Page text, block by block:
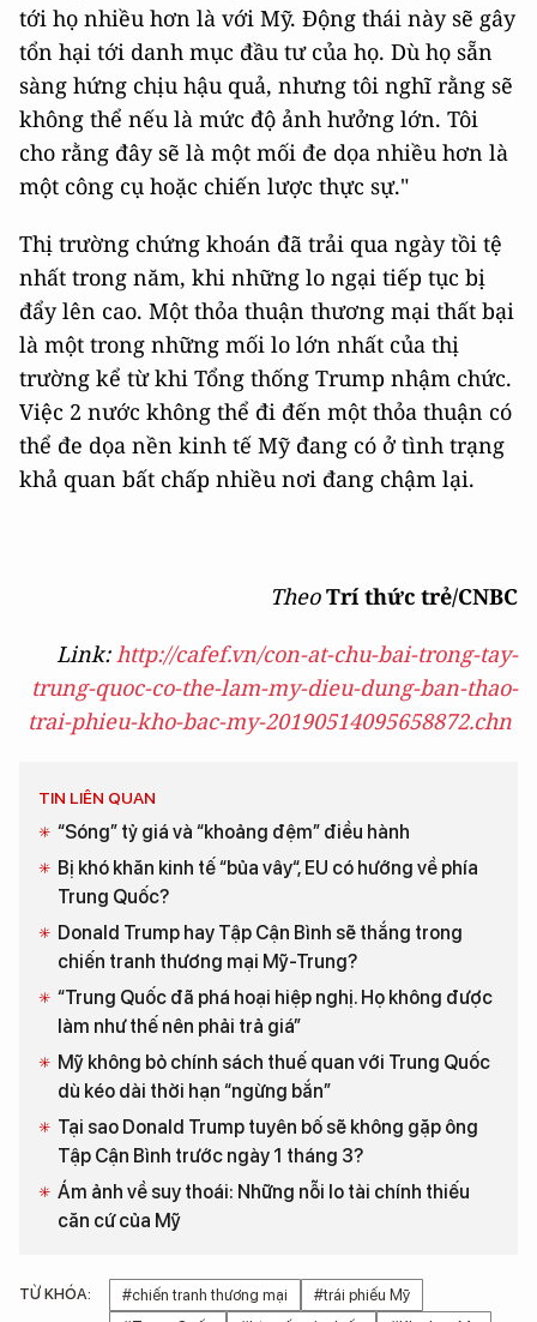
tới họ nhiều hơn là với Mỹ. Động thái này sẽ gây
tổn hại tới danh mục đầu tư của họ. Dù họ sẵn
sàng hứng chịu hậu quả, nhưng tôi nghĩ rằng sẽ
không thể nếu là mức độ ảnh hưởng lớn. Tôi
cho rằng đây sẽ là một mối đe dọa nhiều hơn là
một công cụ hoặc chiến lược thực sự."
Thị trường chứng khoán đã trải qua ngày tồi tệ
nhất trong năm, khi những lo ngại tiếp tục bị
đẩy lên cao. Một thỏa thuận thương mại thất bại
là một trong những mối lo lớn nhất của thị
trường kể từ khi Tổng thống Trump nhậm chức.
Việc 2 nước không thể đi đến một thỏa thuận có
thể đe dọa nền kinh tế Mỹ đang có ở tình trạng
khả quan bất chấp nhiều nơi đang chậm lại.
Theo Trí thức trẻ/CNBC
Link: http://cafef.vn/con-at-chu-bai-trong-tay-
trung-quoc-co-the-lam-my-dieu-dung-ban-thao-
trai-phieu-kho-bac-my-20190514095658872.chn
TIN LIÊN QUAN
“Sóng” tỷ giá và “khoảng đệm” điều hành
Bị khó khăn kinh tế “bủa vây“, EU có hướng về phía
Trung Quốc?
Donald Trump hay Tập Cận Bình sẽ thắng trong
chiến tranh thương mại Mỹ-Trung?
“Trung Quốc đã phá hoại hiệp nghị. Họ không được
làm như thế nên phải trả giá”
Mỹ không bỏ chính sách thuế quan với Trung Quốc
dù kéo dài thời hạn “ngừng bắn”
Tại sao Donald Trump tuyên bố sẽ không gặp ông
Tập Cận Bình trước ngày 1 tháng 3?
Ám ảnh về suy thoái: Những nỗi lo tài chính thiếu
căn cứ của Mỹ
TỪ KHÓA: #chiến tranh thương mại
#trái phiếu Mỹ